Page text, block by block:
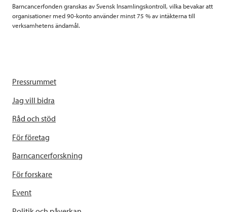
Barncancerfonden granskas av Svensk Insamlingskontroll, vilka bevakar att
organisationer med 90-konto använder minst 75 % av intäkterna till
verksamhetens ändamål.
Pressrummet
Jag vill bidra
Råd och stöd
För företag
Barncancerforskning
För forskare
Event